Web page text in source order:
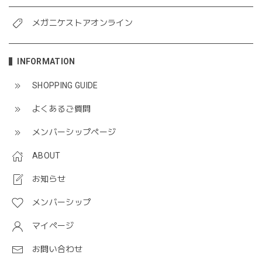
メガニケストアオンライン
INFORMATION
SHOPPING GUIDE
よくあるご質問
メンバーシップページ
ABOUT
お知らせ
メンバーシップ
マイページ
お問い合わせ